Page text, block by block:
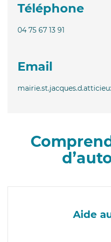
Téléphone
04 75 67 13 91
Email
Aide